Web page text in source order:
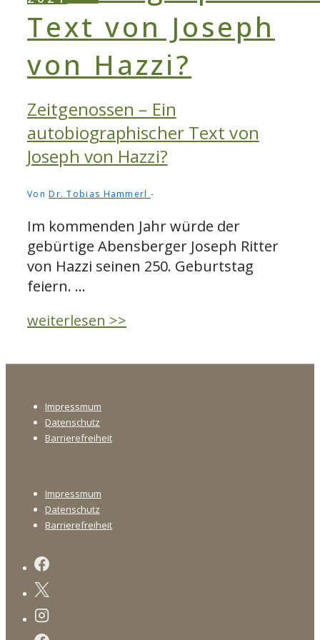
Zeitgenossen – Ein
autobiographischer Text von
Joseph von Hazzi?
VonDr. Tobias Hammerl
Im kommenden Jahr würde der
gebürtige Abensberger Joseph Ritter
von Hazzi seinen 250. Geburtstag
feiern. …
Zeitgenossen
Ein
Text
von
Joseph
weiterlesen >>
MenüImpressmum
Datenschutz
Barrierefreiheit
MenüImpressmum
Datenschutz
Barrierefreiheit